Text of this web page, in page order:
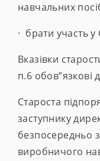
навчальних
· брати участь у
Вказівки
п.6 обов”язкові
Староста
заступнику
безпосередньо
виробничого